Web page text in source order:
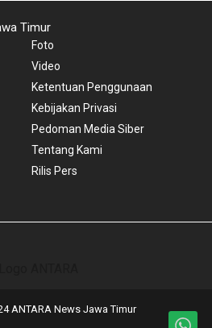
Timur
Foto
Video
Ketentuan Penggunaan
Kebijakan Privasi
Pedoman Media Siber
Tentang Kami
Rilis Pers
ANTARA News Jawa Timur